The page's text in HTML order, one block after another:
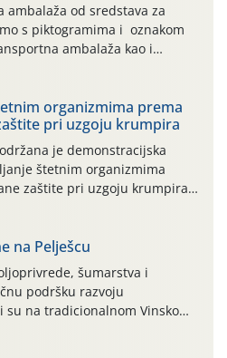
ambalaža od sredstava za
s piktogramima i oznakom
ambalaža kao i
koji nisu sredstva za zaštitu
gnojiva,) se ne
besplatni povrat
ovih tvrtki: AGROCHEM-MAKS,
(PINUS […]
organizmima prema
pri uzgoju krumpira
je demonstracijska
štetnim organizmima
zaštite pri uzgoju krumpira"
kraj naselja Belica (ARKOD
dio Međimurske županije).
na Pelješcu
šumarstva i
podršku razvoju
na tradicionalnom Vinskom
godine u Domu vinarske
poluotoku Pelješcu, u